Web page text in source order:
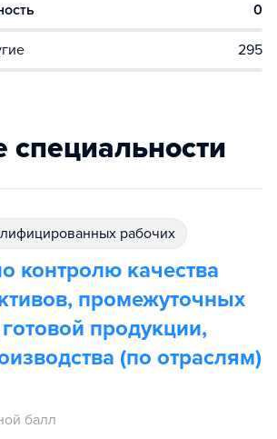
0
295
специальности
рабочих
контролю качества
промежуточных
продукции,
(по отраслям)
балл